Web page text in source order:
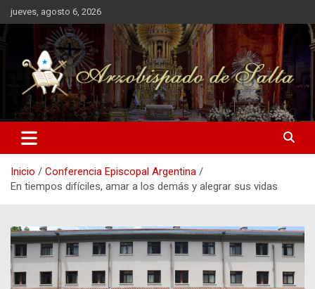
Saltar
al
contenido
jueves, agosto 6, 2026
Arzobispado de Salta
Arzobispado de Salta
Inicio
Conferencia Episcopal Argentina
En tiempos difíciles, amar a los demás y alegrar sus vidas